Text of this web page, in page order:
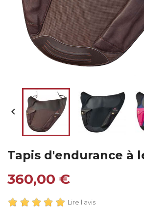

Tapis d'endurance à
360,00 €
Lire l'avis